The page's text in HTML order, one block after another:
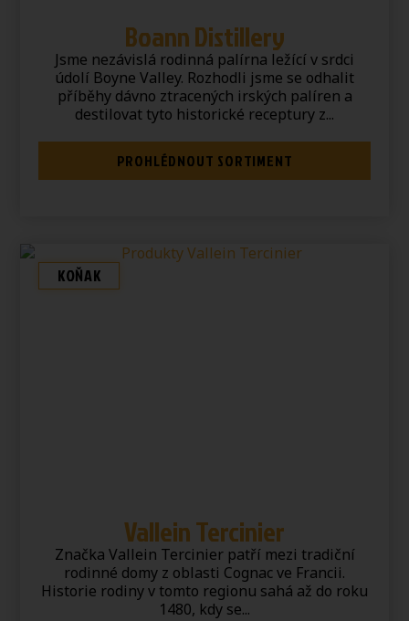
Boann Distillery
Jsme nezávislá rodinná palírna ležící v srdci
údolí Boyne Valley. Rozhodli jsme se odhalit
příběhy dávno ztracených irských palíren a
destilovat tyto historické receptury z...
PROHLÉDNOUT SORTIMENT
KOŇAK
Vallein Tercinier
Značka Vallein Tercinier patří mezi tradiční
rodinné domy z oblasti Cognac ve Francii.
Historie rodiny v tomto regionu sahá až do roku
1480, kdy se...